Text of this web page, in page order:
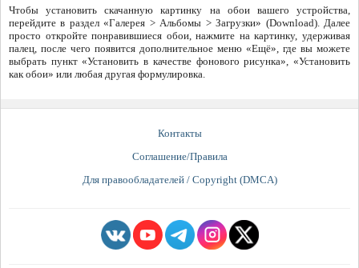
Чтобы установить скачанную картинку на обои вашего устройства,
перейдите в раздел «Галерея > Альбомы > Загрузки» (Download). Далее
просто откройте понравившиеся обои, нажмите на картинку, удерживая
палец, после чего появится дополнительное меню «Ещё», где вы можете
выбрать пункт «Установить в качестве фонового рисунка», «Установить
как обои» или любая другая формулировка.
Контакты
Соглашение/Правила
Для правообладателей / Copyright (DMCA)